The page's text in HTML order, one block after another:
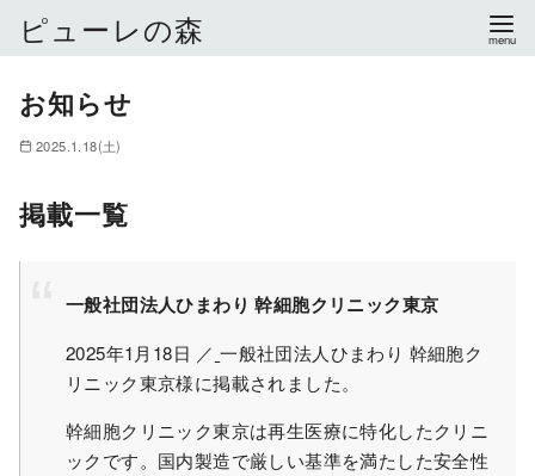
ピューレの森
お知らせ
2025.1.18(土)
掲載一覧
一般社団法人ひまわり 幹細胞クリニック東京
2025年1月18日 ／ 一般社団法人ひまわり 幹細胞ク
リニック東京様に掲載されました。
幹細胞クリニック東京は再生医療に特化したクリニ
ックです。国内製造で厳しい基準を満たした安全性